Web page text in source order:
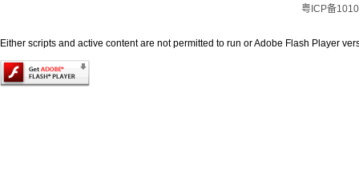
粤ICP备
Either scripts and active content are not permitted to run or Adobe Flash Player